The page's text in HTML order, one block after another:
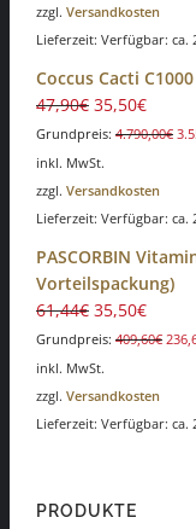
zzgl. Versandkosten
Lieferzeit: Verfügbar: ca.
Coccus Cacti
47,90€ 35,50€
Grundpreis: 4.790,00€
inkl. MwSt.
zzgl. Versandkosten
Lieferzeit: Verfügbar: ca.
PASCORBIN
Vorteilspackung)
61,44€ 35,50€
Grundpreis: 409,60€
inkl. MwSt.
zzgl. Versandkosten
Lieferzeit: Verfügbar: ca.
PRODUKTE